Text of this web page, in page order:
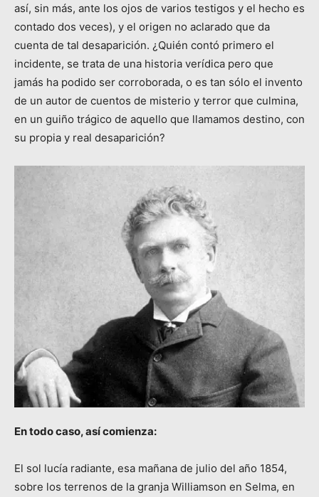
así, sin más, ante los ojos de varios testigos y el hecho es
contado dos veces), y el origen no aclarado que da
cuenta de tal desaparición. ¿Quién contó primero el
incidente, se trata de una historia verídica pero que
jamás ha podido ser corroborada, o es tan sólo el invento
de un autor de cuentos de misterio y terror que culmina,
en un guiño trágico de aquello que llamamos destino, con
su propia y real desaparición?
En todo caso, así comienza:
El sol lucía radiante, esa mañana de julio del año 1854,
sobre los terrenos de la granja Williamson en Selma, en